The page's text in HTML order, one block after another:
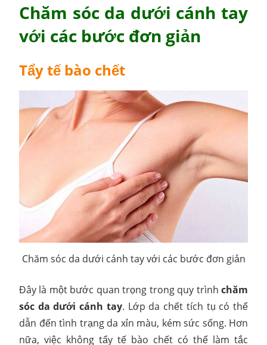
Chăm sóc da dưới cánh tay
với các bước đơn giản
Tẩy tế bào chết
Chăm sóc da dưới cánh tay với các bước đơn giản
Đây là một bước quan trọng trong quy trình chăm
sóc da dưới cánh tay. Lớp da chết tích tụ có thể
dẫn đến tình trạng da xỉn màu, kém sức sống. Hơn
nữa, việc không tẩy tế bào chết có thể làm tắc